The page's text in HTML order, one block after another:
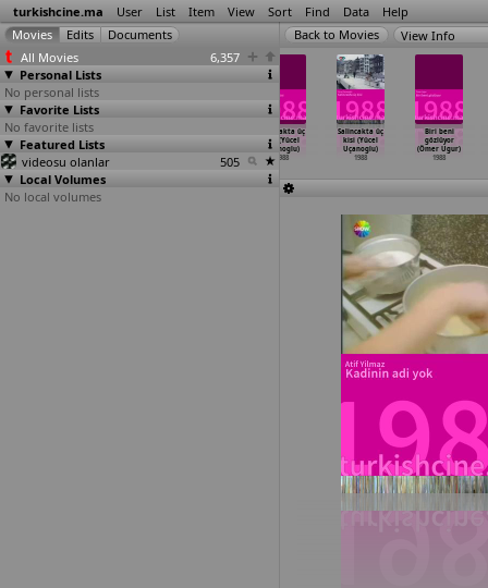
turkishcine.ma User List Item View Sort Find Data Help
All Movies
6,357
Personal Lists
No personal lists
Favorite Lists
No favorite lists
Featured Lists
videosu olanlar
505
Local Volumes
No local volumes
View Info
Melodram
(Irfan Tözüm)
1988
(Kunt Tulgar)
Salincakta üç
kisi (Yücel
Uçanoglu)
1988
Salincakta üç
kisi (Yücel
Uçanoglu)
1988
Biri beni
gözlüyor
(Ömer Ugur)
1988